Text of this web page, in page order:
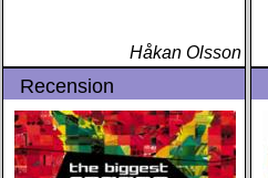
Håkan Olsson
Recension